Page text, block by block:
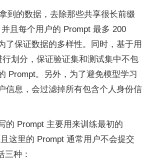
到的数据，去除那些共享很长前缀
且每个用户的 Prompt 最多 200
了保证数据的多样性。同时，基于用
行划分，保证验证集和测试集中不包
Prompt。另外，为了避免模型学习
信息，会过滤掉所有包含个人身份信
的 Prompt 主要用来训练最初的
这里的 Prompt 通常用户不会提交
三种：